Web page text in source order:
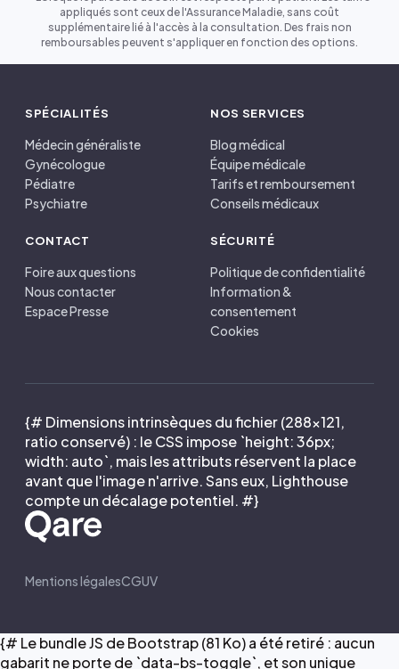
appliqués sont ceux de l'Assurance Maladie, sans coût
supplémentaire lié à l'accès à la consultation. Des frais non
remboursables peuvent s'appliquer en fonction des options.
SPÉCIALITÉS
Médecin généraliste
Gynécologue
Pédiatre
Psychiatre
NOS SERVICES
Blog médical
Équipe médicale
Tarifs et remboursement
Conseils médicaux
CONTACT
Foire aux questions
Nous contacter
Espace Presse
SÉCURITÉ
Politique de confidentialité
Information &
consentement
Cookies
{# Dimensions intrinsèques du fichier (288×121,
ratio conservé) : le CSS impose `height: 36px;
width: auto`, mais les attributs réservent la place
avant que l'image n'arrive. Sans eux, Lighthouse
compte un décalage potentiel. #}
Mentions légalesCGUV
{# Le bundle JS de Bootstrap (81 Ko) a été retiré : aucun
gabarit ne porte de `data-bs-toggle`, et son unique